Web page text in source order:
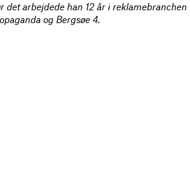
det arbejdede han 12 år i reklamebranchen
og Bergsøe 4.